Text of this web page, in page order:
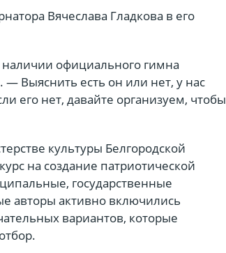
Вячеслава Гладкова в его
официального гимна
Выяснить есть он или нет, у нас
его нет, давайте организуем, чтобы
культуры Белгородской
на создание патриотической
государственные
авторы активно включились
вариантов, которые